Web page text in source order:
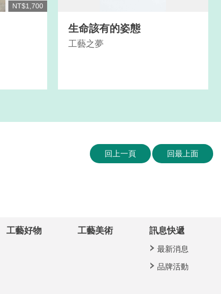
NT$1,700
生命該有的姿態
工藝之夢
回上一頁 回最上面
工藝好物 工藝美術 訊息快遞
最新消息
品牌活動